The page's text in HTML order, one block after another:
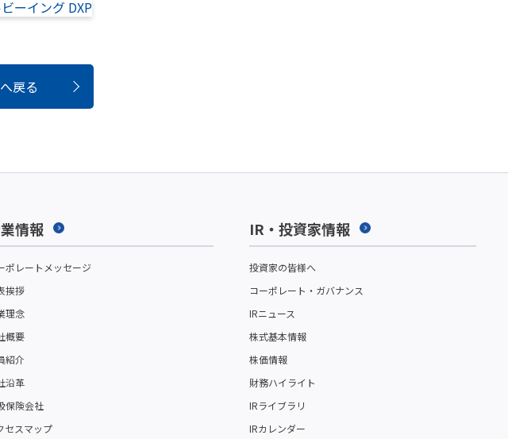
戻る
情報
ポレートメッセージ
挨拶
理念
概要
紹介
沿革
保険会社
セスマップ
IR・投資家情報
投資家の皆様へ
コーポレート・ガバナンス
IRニュース
株式基本情報
株価情報
財務ハイライト
IRライブラリ
IRカレンダー